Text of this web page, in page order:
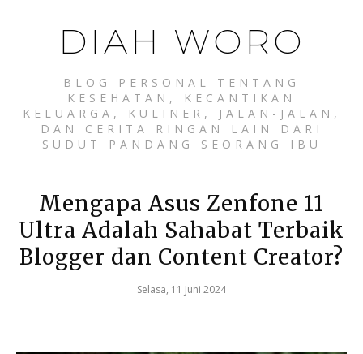
DIAH WORO
BLOG PERSONAL TENTANG
KESEHATAN, KECANTIKAN
KELUARGA, KULINER, JALAN-JALAN,
DAN CERITA RINGAN LAIN DARI
SUDUT PANDANG SEORANG IBU
Mengapa Asus Zenfone 11
Ultra Adalah Sahabat Terbaik
Blogger dan Content Creator?
Selasa, 11 Juni 2024